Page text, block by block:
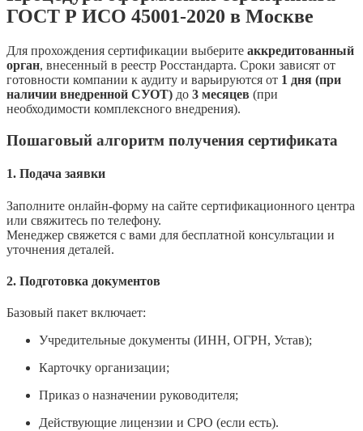
ГОСТ Р ИСО 45001-2020 в Москве
Для прохождения сертификации выберите аккредитованный
орган, внесенный в реестр Росстандарта. Сроки зависят от
готовности компании к аудиту и варьируются от 1 дня (при
наличии внедренной СУОТ) до 3 месяцев (при
необходимости комплексного внедрения).
Пошаговый алгоритм получения сертификата
1. Подача заявки
Заполните онлайн-форму на сайте сертификационного центра
или свяжитесь по телефону.
Менеджер свяжется с вами для бесплатной консультации и
уточнения деталей.
2. Подготовка документов
Базовый пакет включает:
Учредительные документы (ИНН, ОГРН, Устав);
Карточку организации;
Приказ о назначении руководителя;
Действующие лицензии и СРО (если есть).